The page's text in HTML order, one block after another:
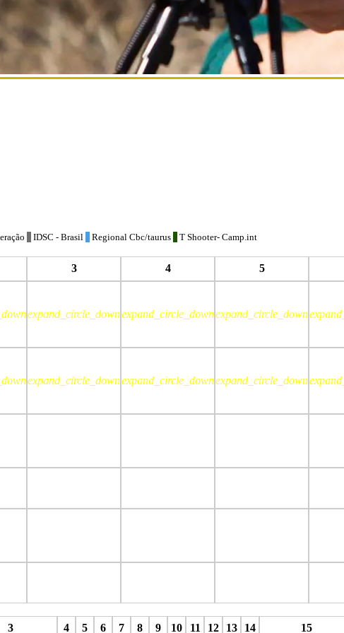
IDSC - Brasil Regional Cbc/taurus T Shooter- Camp.int
3 4 5
expand_circle_downexpand_circle_downexpand_circle_down
expand_circle_downexpand_circle_downexpand_circle_down
3 4 5 6 7 8 9 10 11 12 13 14 15